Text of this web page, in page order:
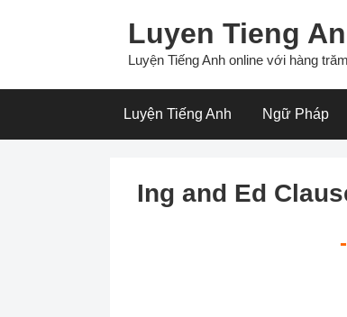
Luyen Tieng
Luyện Tiếng Anh online với hàng
Luyện Tiếng Anh Ngữ Pháp
Ing and Ed